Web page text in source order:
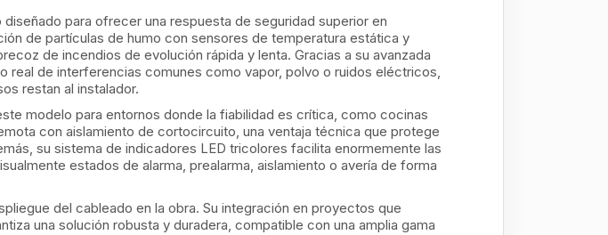
para ofrecer una respuesta de seguridad superior en
de partículas de humo con sensores de temperatura estática y
de incendios de evolución rápida y lenta. Gracias a su avanzada
de interferencias comunes como vapor, polvo o ruidos eléctricos,
restan al instalador.
modelo para entornos donde la fiabilidad es crítica, como cocinas
con aislamiento de cortocircuito, una ventaja técnica que protege
su sistema de indicadores LED tricolores facilita enormemente las
estados de alarma, prealarma, aislamiento o avería de forma
del cableado en la obra. Su integración en proyectos que
una solución robusta y duradera, compatible con una amplia gama